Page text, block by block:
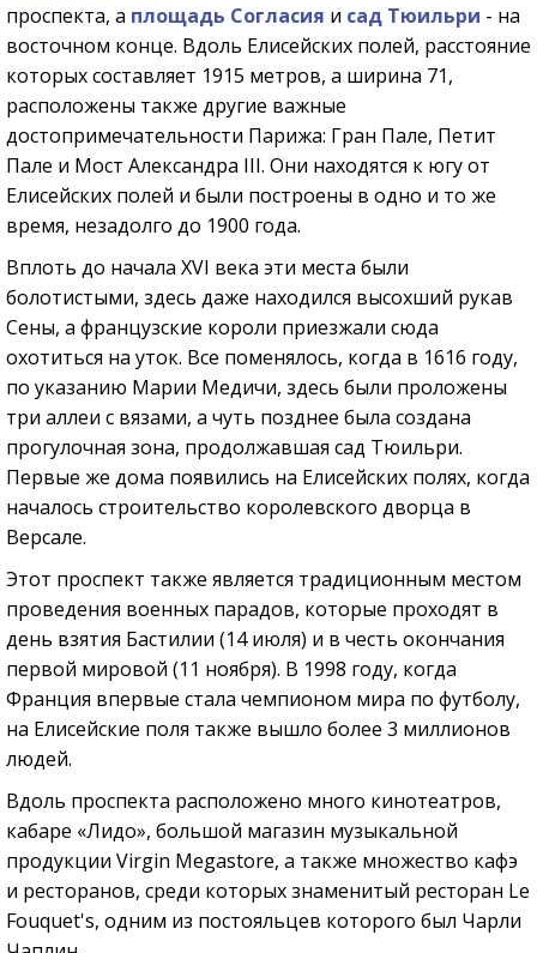
проспекта, а площадь Согласия и сад Тюильри - на
восточном конце. Вдоль Елисейских полей, расстояние
которых составляет 1915 метров, а ширина 71,
расположены также другие важные
достопримечательности Парижа: Гран Пале, Петит
Пале и Мост Александра III. Они находятся к югу от
Елисейских полей и были построены в одно и то же
время, незадолго до 1900 года.
Вплоть до начала XVI века эти места были
болотистыми, здесь даже находился высохший рукав
Сены, а французские короли приезжали сюда
охотиться на уток. Все поменялось, когда в 1616 году,
по указанию Марии Медичи, здесь были проложены
три аллеи с вязами, а чуть позднее была создана
прогулочная зона, продолжавшая сад Тюильри.
Первые же дома появились на Елисейских полях, когда
началось строительство королевского дворца в
Версале.
Этот проспект также является традиционным местом
проведения военных парадов, которые проходят в
день взятия Бастилии (14 июля) и в честь окончания
первой мировой (11 ноября). В 1998 году, когда
Франция впервые стала чемпионом мира по футболу,
на Елисейские поля также вышло более 3 миллионов
людей.
Вдоль проспекта расположено много кинотеатров,
кабаре «Лидо», большой магазин музыкальной
продукции Virgin Megastore, а также множество кафэ
и ресторанов, среди которых знаменитый ресторан Le
Fouquet's, одним из постояльцев которого был Чарли